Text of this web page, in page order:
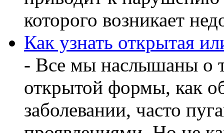
которого возникает
Как узнать открытая
- Все мы наслышаны о
открытой формы, как
заболевании, часто